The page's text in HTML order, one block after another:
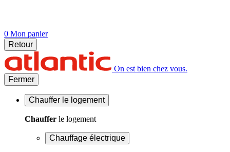
0 Mon panier
Retour
On est bien chez vous.
Fermer
Chauffer le logement
Chauffer le logement
Chauffage électrique